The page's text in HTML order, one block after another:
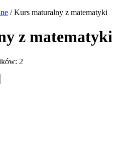
/ Kurs maturalny z matematyki
z matematyki
2